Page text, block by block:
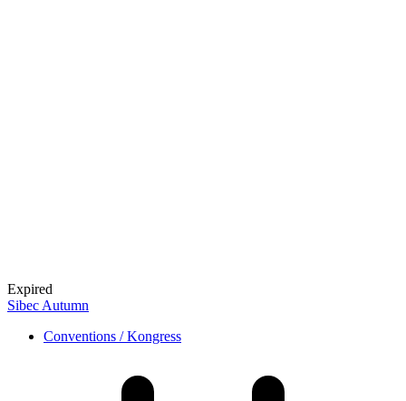
Expired
Sibec Autumn
Conventions / Kongress